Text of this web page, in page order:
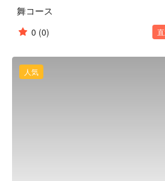
舞コース
0 (0)
人気